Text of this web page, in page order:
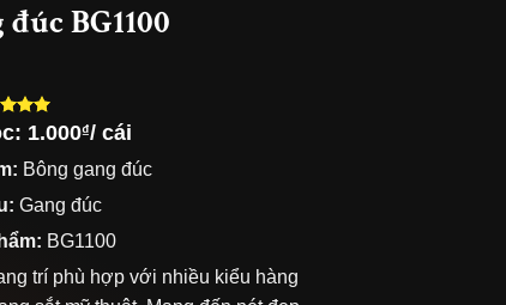
BG1100
trên 5
giá
1.000₫/ cái
Bông gang đúc
Gang đúc
BG1100
trí phù hợp với nhiều kiểu hàng